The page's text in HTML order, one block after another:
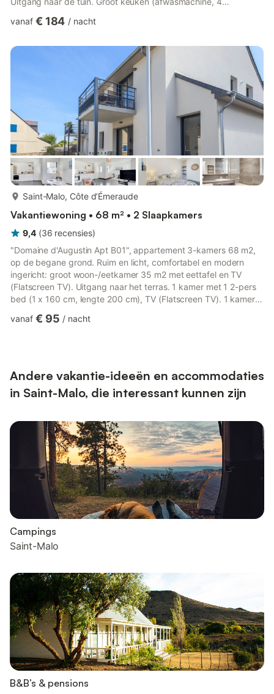
elektrische koffiemachine). Uitgang naar de tuin. Douche/WC,
met 2 bedden (90 cm, lengte 190 cm). 1 kamer met 1 2-pers
bed (1 x 160 cm, lengte 190 cm). 1 kamer met 1 2-pers bed (1 x
160 cm, lengte 190 cm)...
vanaf € 184 / nacht
Saint-Malo, Côte d’Émeraude
Vakantiewoning • 68 m² • 2 Slaapkamers
9,4 (36 recensies)
"Domaine d'Augustin Apt B01", appartement 3-kamers 68 m2,
op de begane grond. Ruim en licht, comfortabel en modern
ingericht: groot woon-/eetkamer 35 m2 met eettafel en TV
(Flatscreen TV). Uitgang naar het terras. 1 kamer met 1 2-pers
bed (1 x 160 cm, lengte 200 cm), TV (Flatscreen TV). 1 kamer
afwasmachine, 3 inductiekookplaten, magnetron, elektrische
vanaf € 95 / nacht
Andere vakantie-ideeën en accommodaties
in Saint-Malo, die interessant kunnen zijn
Campings
Saint-Malo
B&B’s & pensions